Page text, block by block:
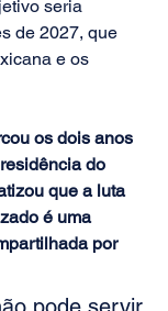
seria
de 2027, que
e os
os dois anos
do
que a luta
é uma
por